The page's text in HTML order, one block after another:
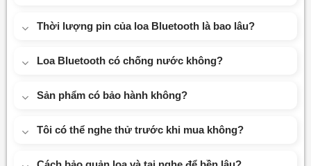
Thời lượng pin của loa Bluetooth là bao lâu?
Loa Bluetooth có chống nước không?
Sản phẩm có bảo hành không?
Tôi có thể nghe thử trước khi mua không?